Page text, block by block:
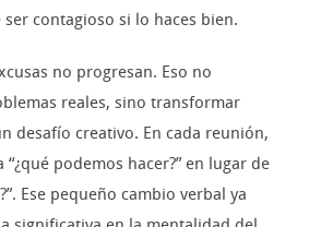
contagioso si lo haces bien.
no progresan. Eso no
reales, sino transformar
desafío creativo. En cada reunión,
podemos hacer?” en lugar de
Ese pequeño cambio verbal ya